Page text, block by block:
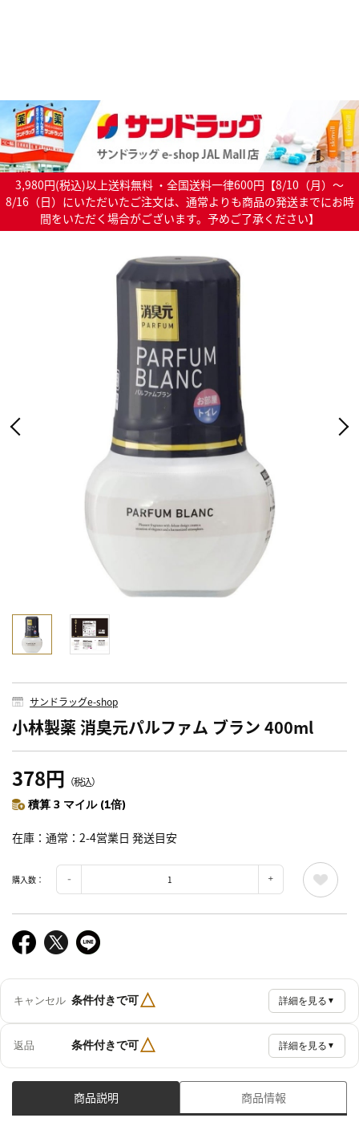
3,980円(税込)以上送料無料 ・全国送料一律600円【8/10（月）～
8/16（日）にいただいたご注文は、通常よりも商品の発送までにお時
間をいただく場合がございます。予めご了承ください】
サンドラッグe-shop
小林製薬 消臭元パルファム ブラン 400ml
378円 （税込）
積算 3 マイル (1倍)
在庫 通常：2-4営業日 発送目安
購入数：
キャンセル 条件付きで可△ 詳細を見る ▼
返品 条件付きで可△ 詳細を見る ▼
商品説明 商品情報